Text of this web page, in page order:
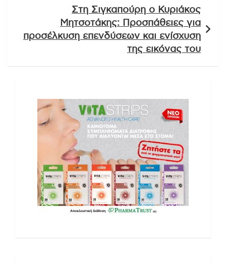
Στη Σιγκαπούρη ο Κυριάκος
Μητσοτάκης: Προσπάθειες για
προσέλκυση επενδύσεων και ενίσχυση
της εικόνας του